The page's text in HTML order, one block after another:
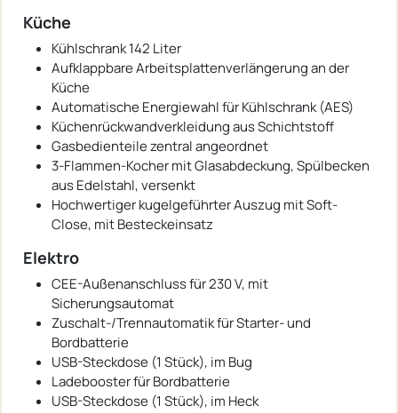
Küche
Kühlschrank 142 Liter
Aufklappbare Arbeitsplattenverlängerung an der
Küche
Automatische Energiewahl für Kühlschrank (AES)
Küchenrückwandverkleidung aus Schichtstoff
Gasbedienteile zentral angeordnet
3-Flammen-Kocher mit Glasabdeckung, Spülbecken
aus Edelstahl, versenkt
Hochwertiger kugelgeführter Auszug mit Soft-
Close, mit Besteckeinsatz
Elektro
CEE-Außenanschluss für 230 V, mit
Sicherungsautomat
Zuschalt-/Trennautomatik für Starter- und
Bordbatterie
USB-Steckdose (1 Stück), im Bug
Ladebooster für Bordbatterie
USB-Steckdose (1 Stück), im Heck